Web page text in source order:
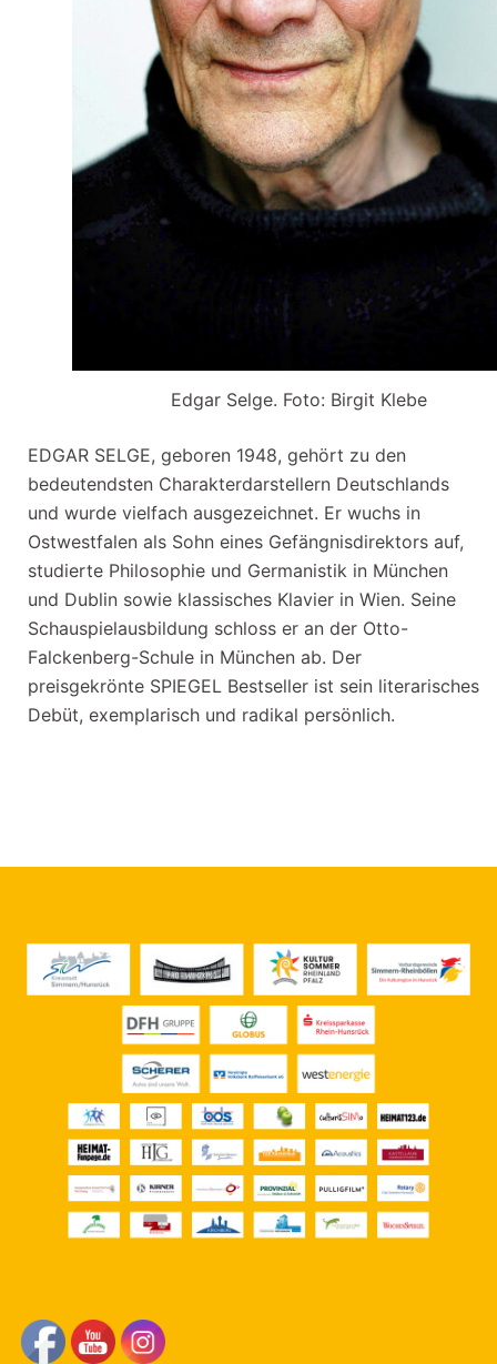
Edgar Selge. Foto: Birgit Klebe
EDGAR SELGE, geboren 1948, gehört zu den
bedeutendsten Charakterdarstellern Deutschlands
und wurde vielfach ausgezeichnet. Er wuchs in
Ostwestfalen als Sohn eines Gefängnisdirektors auf,
studierte Philosophie und Germanistik in München
und Dublin sowie klassisches Klavier in Wien. Seine
Schauspielausbildung schloss er an der Otto-
Falckenberg-Schule in München ab. Der
preisgekrönte SPIEGEL Bestseller ist sein literarisches
Debüt, exemplarisch und radikal persönlich.